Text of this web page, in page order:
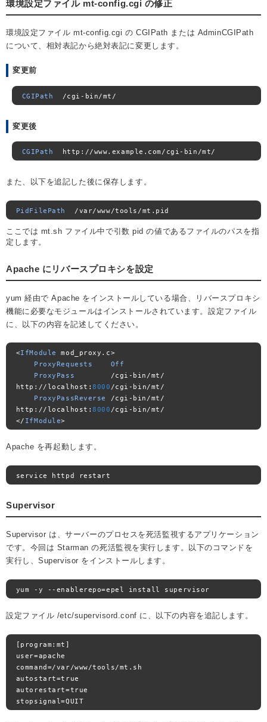
環境設定ファイル mt-config.cgi の修正
環境設定ファイル mt-config.cgi の CGIPath または AdminCGIPath
について、相対表記から絶対表記に変更します。
変更前
CGIPath /cgi - bin/mt /
変更後
CGIPath
  http
://www. example . com / cgi - bin /mt/
また、以下を追記した後に保存します。
PidFilePath /var/www/tools /mt . pid
ここでは mt.sh ファイル中で引数 pid の値であるファイルのパスを指
定します。
Apache にリバースプロキシを設定
yum 経由で Apache をインストールしている場合、リバースプロキシ
機能に必要なモジュールはインストールされています。設定ファイル
に、以下の内容を記述してください。
<IfModule mod_proxy . c>
ProxyRequests
Off
ProxyPass
/cgi - bin /mt /
http :// localhost :8000 /cgi - bin/mt /
ProxyPassReverse
/cgi - bin /mt /
http :// localhost :8000 /cgi - bin/mt /
</ IfModule>
Apache を再起動します。
service httpd restart
Supervisor
Supervisor は、サーバーのプロセスを死活監視するアプリケーション
です。今回は Starman の死活監視を実行します。以下のコマンドを
実行し、Supervisor をインストールします。
yum - y -- enablerepo=epel install supervisor
設定ファイル /etc/supervisord.conf に、以下の内容を追記します。
[ program : mt ]
user=apache
command =/var/www/tools/mt . sh
autostart=true
autorestart=true
stopsignal=QUIT